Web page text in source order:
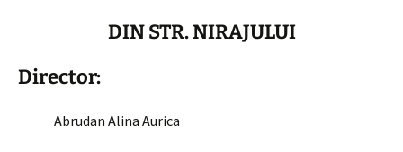
DIN STR. NIRAJULUI
Director:
Abrudan Alina Aurica